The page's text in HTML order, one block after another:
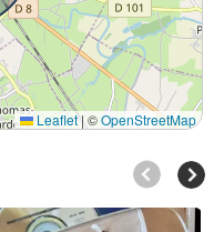
Leaflet| ©OpenStreetMap